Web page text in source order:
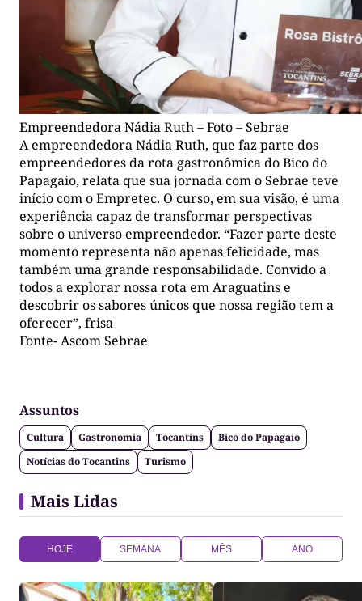
Empreendedora Nádia Ruth – Foto – Sebrae
A empreendedora Nádia Ruth, que faz parte dos
empreendedores da rota gastronômica do Bico do
Papagaio, relata que sua jornada com o Sebrae teve
início com o Empretec. O curso, em sua visão, é uma
experiência capaz de transformar perspectivas
sobre o universo empreendedor. “Fazer parte deste
momento representa não apenas felicidade, mas
também uma grande responsabilidade. Convido a
todos a explorar nossa rota em Araguatins e
descobrir os sabores únicos que nossa região tem a
oferecer”, frisa
Fonte- Ascom Sebrae
Assuntos
Cultura Gastronomia Tocantins
Bico do Papagaio
Notícias do Tocantins
Turismo
Mais Lidas
HOJE SEMANA MÊS ANO